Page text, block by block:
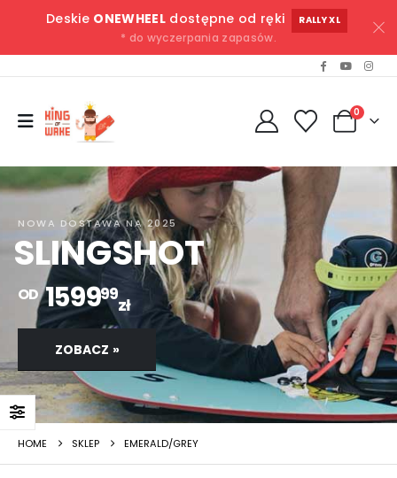
Deskie ONEWHEELdostępne od ręki RALLY XL
* do wyczerpania zapasów.
0
NOWA DOSTAWA NA 2025
SLINGSHOT
OD 159999
zł
ZOBACZ »
HOME SKLEP EMERALD/GREY